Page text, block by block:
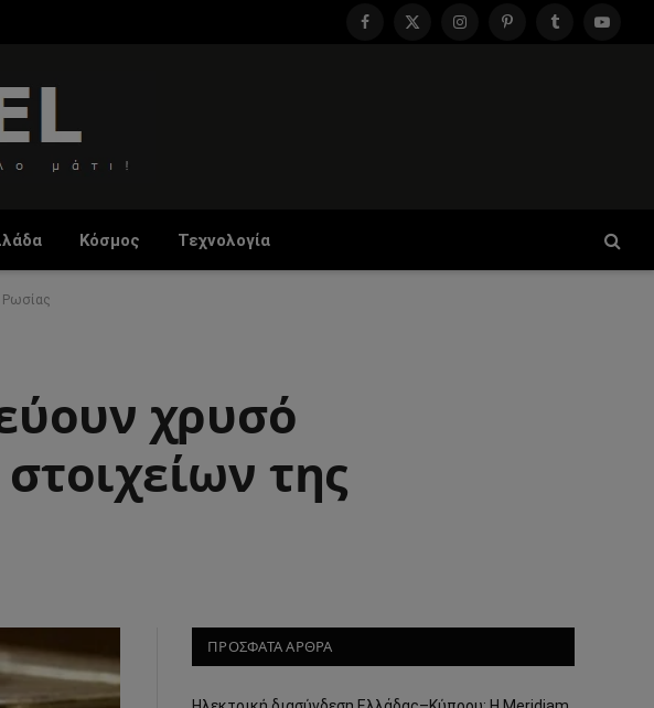
Facebook
X
InstagramPinterestTumblr
Κόσμος Τεχνολογία
Ρωσίας
χρυσό
της
ΠΡΟΣΦΑΤΑ ΑΡΘΡΑ